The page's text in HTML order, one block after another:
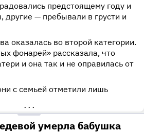
предстоящему году и
другие — пребывали в грусти и
оказалась во второй категории.
фонарей» рассказала, что
и она так и не оправилась от
с семьей отметили лишь
•••
умерла бабушка